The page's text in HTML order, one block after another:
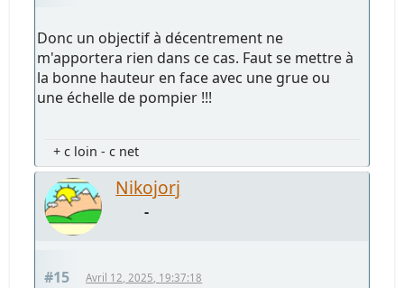
Donc un objectif à décentrement ne
m'apportera rien dans ce cas. Faut se mettre à
la bonne hauteur en face avec une grue ou
une échelle de pompier !!!
+ c loin - c net
Nikojorj
-
#15 Avril 12, 2025, 19:37:18